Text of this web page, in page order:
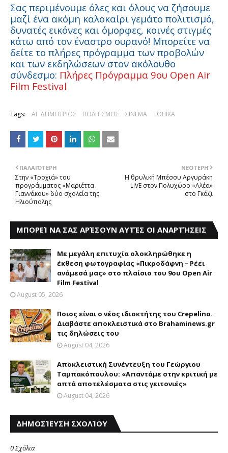
Σας περιμένουμε όλες και όλους να ζήσουμε
μαζί ένα ακόμη καλοκαίρι γεμάτο πολιτισμό,
δυνατές εικόνες και όμορφες, κοινές στιγμές
κάτω από τον έναστρο ουρανό! Μπορείτε να
δείτε το πλήρες πρόγραμμα των προβολών
και των εκδηλώσεων στον ακόλουθο
σύνδεσμο: Πλήρες Πρόγραμμα 9ου Open Air
Film Festival
Tags: ΑΓ ΔΗΜΗΤΡΙΟΣ ΠΟΛΙΤΙΣΜΟΣ ΣΙΝΕΜΑ ΤΟΠΙΚΑ
ΝΕΌΤΕΡΗ
Η θρυλική Μπέσσυ Αργυράκη
LIVE στον Πολυχώρο «Αλέα»
στο Γκάζι
ΠΑΛΑΙΌΤΕΡΗ
Στην «Tροχιά» του
προγράμματος «Mαριέττα
Γιαννάκου» δύο σχολεία της
Hλιούπολης
ΜΠΟΡΕΊ ΝΑ ΣΑΣ ΑΡΈΣΟΥΝ ΑΥΤΈΣ ΟΙ ΑΝΑΡΤΉΣΕΙΣ
Με μεγάλη επιτυχία ολοκληρώθηκε η
έκθεση φωτογραφίας «Πικροδάφνη – Ρέει
ανάμεσά μας» στο πλαίσιο του 9ου Open Air
Film Festival
August 05, 2026
Ποιος είναι ο νέος ιδιοκτήτης του Crepelino.
Διαβάστε αποκλειστικά στο Brahaminews.gr
τις δηλώσεις του
August 04, 2026
Αποκλειστική Συνέντευξη του Γεώργιου
Ταμπακόπουλου: «Απαντάμε στην κριτική με
απτά αποτελέσματα στις γειτονιές»
August 04, 2026
ΔΗΜΟΣΊΕΥΣΗ ΣΧΟΛΊΟΥ
0 Σχόλια